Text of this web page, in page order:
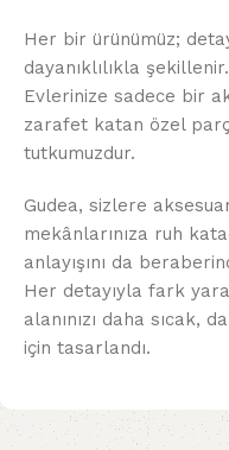
Her bir ürünümüz;
dayanıklılıkla şekillenir.
Evlerinize sadece bir
zarafet katan özel
tutkumuzdur.
Gudea, sizlere
mekânlarınıza ruh
anlayışını da
Her detayıyla fark
alanınızı daha sıcak,
için tasarlandı.